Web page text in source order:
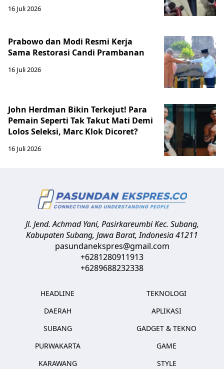
16 Juli 2026
Prabowo dan Modi Resmi Kerja
Sama Restorasi Candi Prambanan
16 Juli 2026
John Herdman Bikin Terkejut! Para
Pemain Seperti Tak Takut Mati Demi
Lolos Seleksi, Marc Klok Dicoret?
16 Juli 2026
Jl. Jend. Achmad Yani, Pasirkareumbi Kec. Subang,
Kabupaten Subang, Jawa Barat,Indonesia41211
pasundanekspres@gmail.com
+6281280911913
+6289688232338
HEADLINE
DAERAH
SUBANG
PURWAKARTA
KARAWANG
TEKNOLOGI
APLIKASI
GADGET & TEKNO
GAME
STYLE